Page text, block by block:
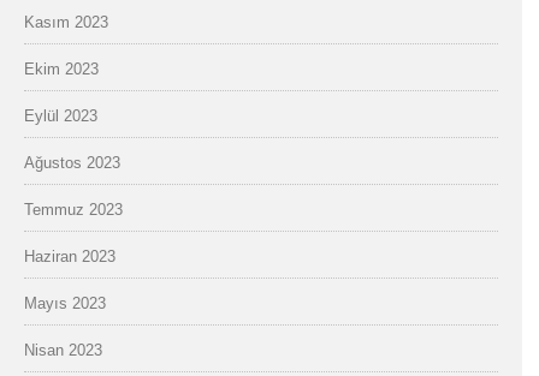
Kasım 2023
Ekim 2023
Eylül 2023
Ağustos 2023
Temmuz 2023
Haziran 2023
Mayıs 2023
Nisan 2023